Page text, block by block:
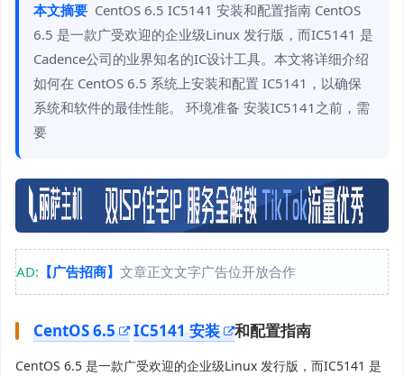
本文摘要 CentOS 6.5 IC5141 安装和配置指南 CentOS
6.5 是一款广受欢迎的企业级Linux 发行版，而IC5141 是
Cadence公司的业界知名的IC设计工具。本文将详细介绍
如何在 CentOS 6.5 系统上安装和配置 IC5141，以确保
系统和软件的最佳性能。 环境准备 安装IC5141之前，需
要
AD: 【广告招商】 文章正文文字广告位开放合作
CentOS 6.5 IC5141 安装 和配置指南
CentOS 6.5 是一款广受欢迎的企业级Linux 发行版，而IC5141 是